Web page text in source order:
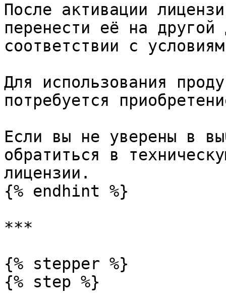
После активации
перенести её на другой
соответствии с
Для использования
потребуется
Если вы не уверены в
обратиться в
лицензии.
{% endhint %}
***
{% stepper %}
{% step %}